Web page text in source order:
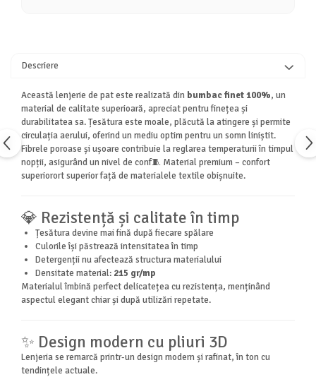
Descriere
Această lenjerie de pat este realizată din bumbac finet 100%, un
material de calitate superioară, apreciat pentru finețea și
durabilitatea sa. Țesătura este moale, plăcută la atingere și permite
circulația aerului, oferind un mediu optim pentru un somn liniștit.
Fibrele poroase și ușoare contribuie la reglarea temperaturii în timpul
nopții, asigurând un nivel de conf🧵 Material premium – confort
superiorort superior față de materialele textile obișnuite.
💎 Rezistență și calitate în timp
Țesătura devine mai fină după fiecare spălare
Culorile își păstrează intensitatea în timp
Detergenții nu afectează structura materialului
Densitate material: 215 gr/mp
Materialul îmbină perfect delicatețea cu rezistența, menținând
aspectul elegant chiar și după utilizări repetate.
✨ Design modern cu pliuri 3D
Lenjeria se remarcă printr-un design modern și rafinat, în ton cu
tendințele actuale.